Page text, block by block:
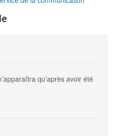
qu’après avoir été